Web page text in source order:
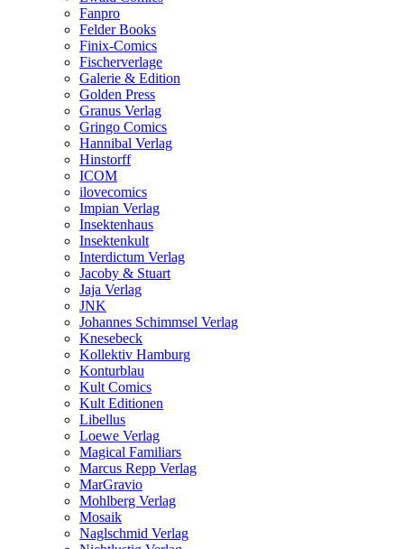
Fanpro
Felder Books
Finix-Comics
Fischerverlage
Galerie & Edition
Golden Press
Granus Verlag
Gringo Comics
Hannibal Verlag
Hinstorff
ICOM
ilovecomics
Impian Verlag
Insektenhaus
Insektenkult
Interdictum Verlag
Jacoby & Stuart
Jaja Verlag
JNK
Johannes Schimmsel Verlag
Knesebeck
Kollektiv Hamburg
Konturblau
Kult Comics
Kult Editionen
Libellus
Loewe Verlag
Magical Familiars
Marcus Repp Verlag
MarGravio
Mohlberg Verlag
Mosaik
Naglschmid Verlag